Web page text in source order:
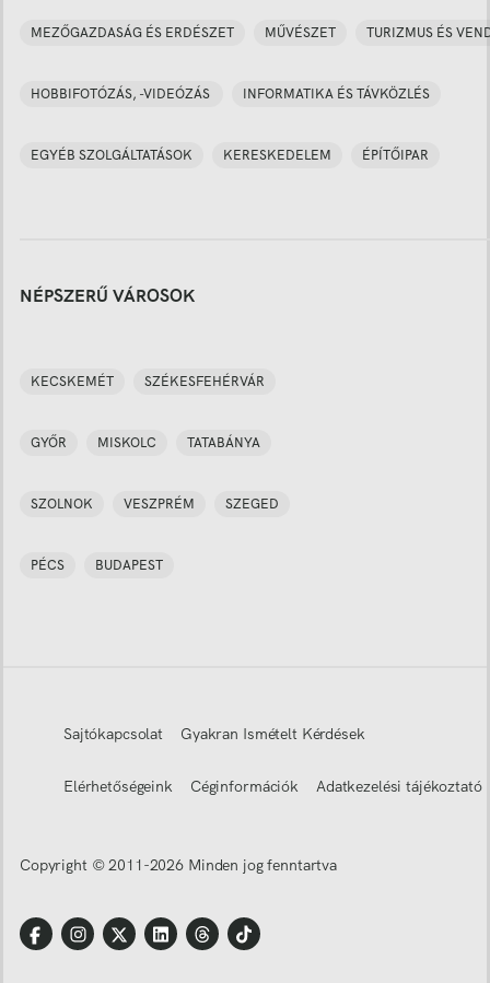
MEZŐGAZDASÁG ÉS ERDÉSZET MŰVÉSZET TURIZMUS ÉS
HOBBIFOTÓZÁS, -VIDEÓZÁS INFORMATIKA ÉS TÁVKÖZLÉS
EGYÉB SZOLGÁLTATÁSOK KERESKEDELEM ÉPÍTŐIPAR
NÉPSZERŰ VÁROSOK
KECSKEMÉT SZÉKESFEHÉRVÁR
GYŐR MISKOLC TATABÁNYA
SZOLNOK VESZPRÉM SZEGED
PÉCS BUDAPEST
Sajtókapcsolat Gyakran Ismételt Kérdések
Elérhetőségeink Céginformációk Adatkezelési tájékoztató
Copyright © 2011-2026 Minden jog fenntartva